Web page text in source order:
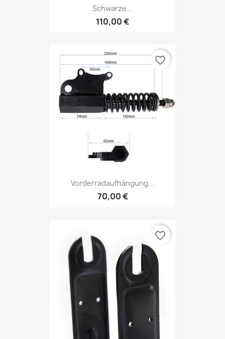
Schwarze...
110,00 €
Vorderradaufhängung...
70,00 €
favorite_border
favorite_border